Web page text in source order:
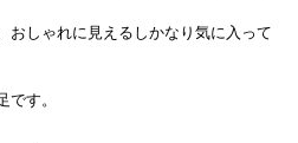
おしゃれに見えるしかなり気に入って
す。